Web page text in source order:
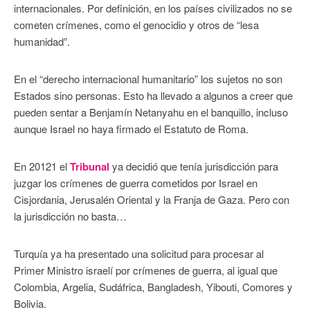
internacionales. Por definición, en los países civilizados no se
cometen crímenes, como el genocidio y otros de “lesa
humanidad”.
En el “derecho internacional humanitario” los sujetos no son
Estados sino personas. Esto ha llevado a algunos a creer que
pueden sentar a Benjamín Netanyahu en el banquillo, incluso
aunque Israel no haya firmado el Estatuto de Roma.
En 20121 elTribunal ya decidió que tenía jurisdicción para
juzgar los crímenes de guerra cometidos por Israel en
Cisjordania, Jerusalén Oriental y la Franja de Gaza. Pero con
la jurisdicción no basta…
Turquía ya ha presentado una solicitud para procesar al
Primer Ministro israelí por crímenes de guerra, al igual que
Colombia, Argelia, Sudáfrica, Bangladesh, Yibouti, Comores y
Bolivia.